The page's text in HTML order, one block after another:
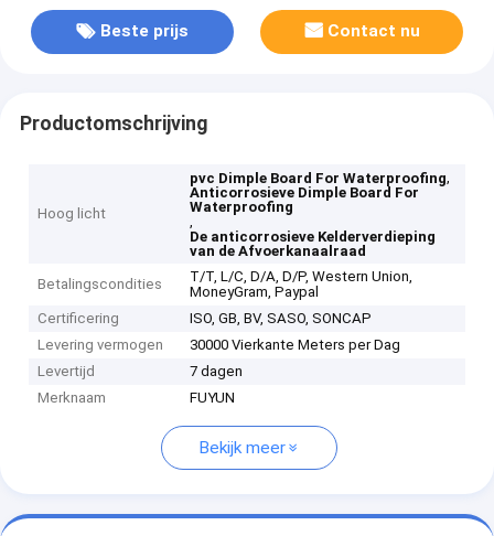
Beste prijs Contact nu
Productomschrijving
Hoog licht
pvc Dimple Board For Waterproofing,
Anticorrosieve Dimple Board For
Waterproofing
,
De anticorrosieve Kelderverdieping
van de Afvoerkanaalraad
Betalingscondities
T/T, L/C, D/A, D/P, Western Union,
MoneyGram, Paypal
Certificering
ISO, GB, BV, SASO, SONCAP
Levering vermogen
30000 Vierkante Meters per Dag
Levertijd
7 dagen
Merknaam
FUYUN
Bekijk meer